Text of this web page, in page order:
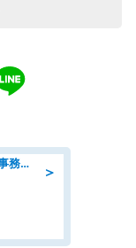
＞
09月開始/総合設備会社での営業・事務のお仕事/車通勤可/賞与あり/営業/営業事務